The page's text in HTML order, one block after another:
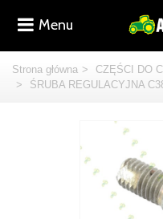
Menu
Strona główna > CZĘŚCI DO
>
ŚRUBA REGULACYJNA